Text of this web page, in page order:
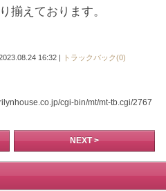
揃えております。
16:32 | トラックバック(0)
cgi-bin/mt/mt-tb.cgi/2767
NEXT >